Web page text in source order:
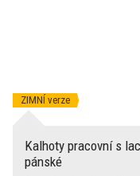
ZIMNÍ verze
Kalhoty pracovní s
pánské